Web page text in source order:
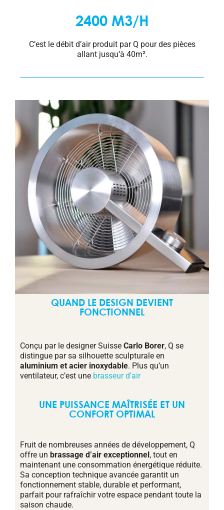
2400 M3/H
C’est le débit d’air produit par Q pour des pièces
allant jusqu’à 40m².
QUAND LE DESIGN DEVIENT
FONCTIONNEL
Conçu par le designer Suisse Carlo Borer, Q se
distingue par sa silhouette sculpturale en
aluminium et acier inoxydable. Plus qu’un
ventilateur, c’est une brasseur d'air
UNE PUISSANCE MAÎTRISÉE ET UN
CONFORT OPTIMAL
Fruit de nombreuses années de développement, Q
offre un brassage d’air exceptionnel, tout en
maintenant une consommation énergétique réduite.
Sa conception technique avancée garantit un
fonctionnement stable, durable et performant,
parfait pour rafraîchir votre espace pendant toute la
saison chaude.